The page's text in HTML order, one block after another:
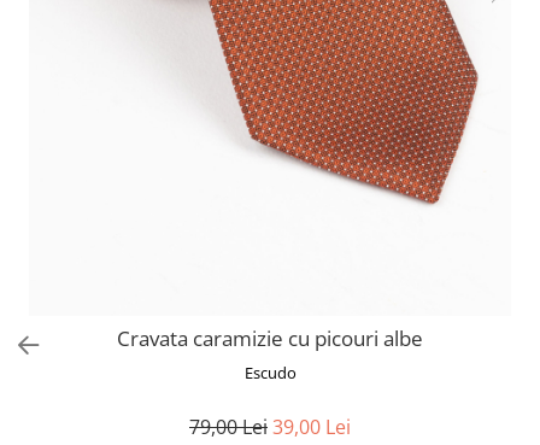
Cravata caramizie cu picouri albe
Escudo
79,00 Lei39,00 Lei